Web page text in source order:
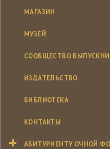
МАГАЗИН
МУЗЕЙ
СООБЩЕСТВО
ИЗДАТЕЛЬСТВО
БИБЛИОТЕКА
КОНТАКТЫ
АБИТУРИЕНТУ ОЧНОЙ